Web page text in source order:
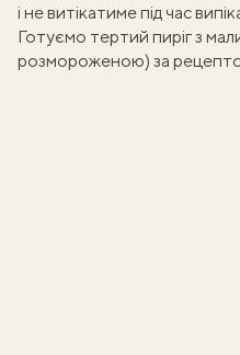
і не витікатиме під час
Готуємо тертий пиріг з
розмороженою) за